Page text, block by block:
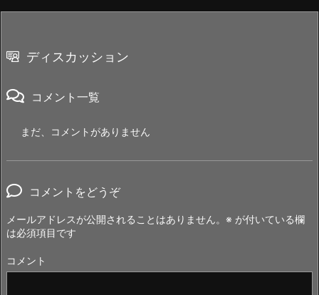
ディスカッション
コメント一覧
まだ、コメントがありません
コメントをどうぞ
メールアドレスが公開されることはありません。 ※ が付いている欄
は必須項目です
コメント